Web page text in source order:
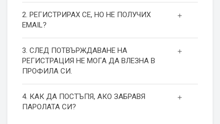
2. РЕГИСТРИРАХ СЕ, НО НЕ ПОЛУЧИХ
EMAIL?
3. СЛЕД ПОТВЪРЖДАВАНЕ НА
РЕГИСТРАЦИЯ НЕ МОГА ДА ВЛЕЗНА В
ПРОФИЛА СИ.
4. КАК ДА ПОСТЪПЯ, АКО ЗАБРАВЯ
ПАРОЛАТА СИ?